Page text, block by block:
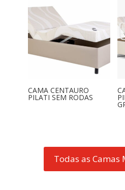
CAMA CENTAURO
PILATI SEM RODAS
Todas as Camas